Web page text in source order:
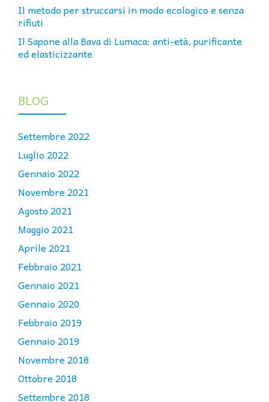
Il metodo per struccarsi in modo ecologico e senza
rifiuti
Il Sapone alla Bava di Lumaca: anti-età, purificante
ed elasticizzante
BLOG
Settembre 2022
Luglio 2022
Gennaio 2022
Novembre 2021
Agosto 2021
Maggio 2021
Aprile 2021
Febbraio 2021
Gennaio 2021
Gennaio 2020
Febbraio 2019
Gennaio 2019
Novembre 2018
Ottobre 2018
Settembre 2018